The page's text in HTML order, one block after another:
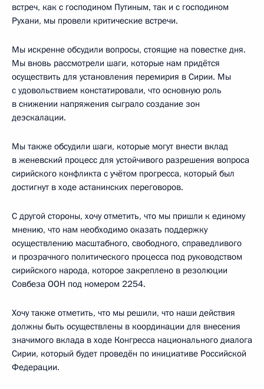
встреч, как с господином Путиным, так и с господином
Рухани, мы провели критические встречи.
Мы искренне обсудили вопросы, стоящие на повестке дня.
Мы вновь рассмотрели шаги, которые нам придётся
осуществить для установления перемирия в Сирии. Мы
с удовольствием констатировали, что основную роль
в снижении напряжения сыграло создание зон
деэскалации.
Мы также обсудили шаги, которые могут внести вклад
в женевский процесс для устойчивого разрешения вопроса
сирийского конфликта с учётом прогресса, который был
достигнут в ходе астанинских переговоров.
С другой стороны, хочу отметить, что мы пришли к единому
мнению, что нам необходимо оказать поддержку
осуществлению масштабного, свободного, справедливого
и прозрачного политического процесса под руководством
сирийского народа, которое закреплено в резолюции
Совбеза ООН под номером 2254.
Хочу также отметить, что мы решили, что наши действия
должны быть осуществлены в координации для внесения
значимого вклада в ходе Конгресса национального диалога
Сирии, который будет проведён по инициативе Российской
Федерации.